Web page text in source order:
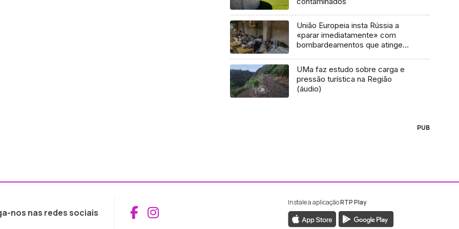
União Europeia insta Rússia a
«parar imediatamente» com
bombardeamentos que atingem
UMa faz estudo sobre carga e
pressão turística na Região
(áudio)
PUB
nos nas redes sociais Aceder ao Facebook da RTP Madeira
Aceder ao Instagram da RTP Madeira
Instale a aplicaçãoRTP Play